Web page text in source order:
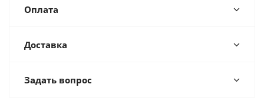
Оплата
Доставка
Задать вопрос